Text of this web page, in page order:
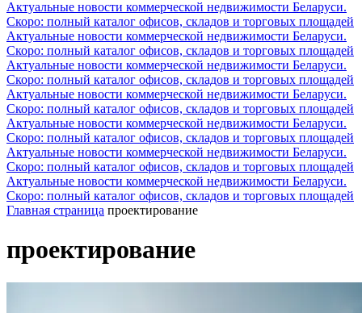
Актуальные новости коммерческой недвижимости Беларуси.
Скоро: полный каталог офисов, складов и торговых площадей
Актуальные новости коммерческой недвижимости Беларуси.
Скоро: полный каталог офисов, складов и торговых площадей
Актуальные новости коммерческой недвижимости Беларуси.
Скоро: полный каталог офисов, складов и торговых площадей
Актуальные новости коммерческой недвижимости Беларуси.
Скоро: полный каталог офисов, складов и торговых площадей
Актуальные новости коммерческой недвижимости Беларуси.
Скоро: полный каталог офисов, складов и торговых площадей
Актуальные новости коммерческой недвижимости Беларуси.
Скоро: полный каталог офисов, складов и торговых площадей
Актуальные новости коммерческой недвижимости Беларуси.
Скоро: полный каталог офисов, складов и торговых площадей
Главная страница проектирование
проектирование